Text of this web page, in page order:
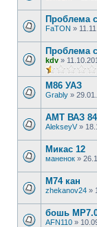
Проблема
FaTON »
Проблема
kdv »
М86 УАЗ
Grably »
АМТ ВАЗ
AlekseyV»
Микас 12
маненок »
М74 кан
zhekanov24 »
бошь
AFN110 »